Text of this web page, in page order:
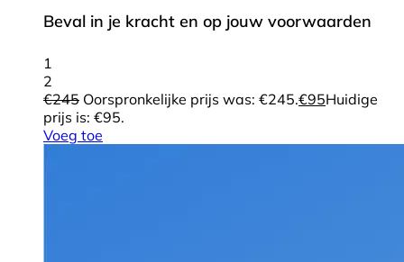
Beval in je kracht en op jouw voorwaarden
1
2
€245 Oorspronkelijke prijs was: €245.€95Huidige
prijs is: €95.
Voeg toe